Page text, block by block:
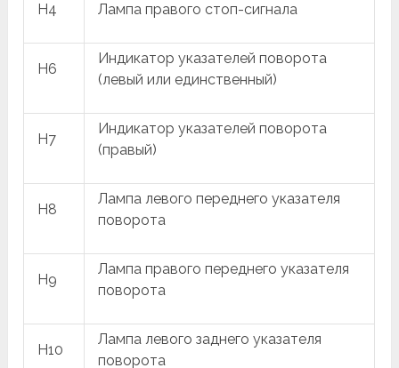
H4 Лампа правого стоп-сигнала
H6
Индикатор указателей поворота
(левый или единственный)
H7
Индикатор указателей поворота
(правый)
H8
Лампа левого переднего указателя
поворота
H9
Лампа правого переднего указателя
поворота
H10
Лампа левого заднего указателя
поворота